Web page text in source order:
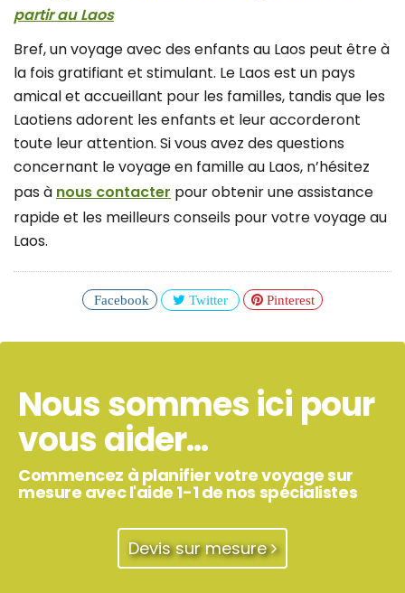
partir au Laos
Bref, un voyage avec des enfants au Laos peut être à
la fois gratifiant et stimulant. Le Laos est un pays
amical et accueillant pour les familles, tandis que les
Laotiens adorent les enfants et leur accorderont
toute leur attention. Si vous avez des questions
concernant le voyage en famille au Laos, n’hésitez
pas à nous contacter pour obtenir une assistance
rapide et les meilleurs conseils pour votre voyage au
Laos.
Facebook Twitter Pinterest
Nous sommes ici pour
vous aider...
Commencez à planifier votre voyage sur
mesure avec l'aide 1-1 de nos spécialistes
Devis sur mesure